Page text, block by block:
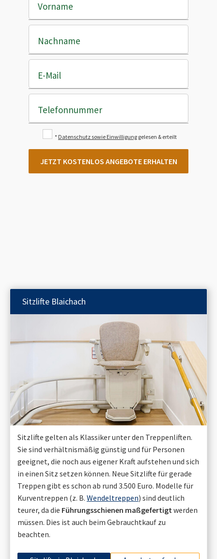
Vorname
Nachname
E-Mail
Telefonnummer
* Datenschutz sowie Einwilligung gelesen & erteilt
JETZT KOSTENLOS ANGEBOTE ERHALTEN
Sitzlifte Blaichach
Sitzlifte gelten als Klassiker unter den Treppenliften.
Sie sind verhältnismäßig günstig und für Personen
geeignet, die noch aus eigener Kraft aufstehen und sich
in einen Sitz setzen können. Neue Sitzlifte für gerade
Treppen gibt es schon ab rund 3.500 Euro. Modelle für
Kurventreppen (z. B. Wendeltreppen) sind deutlich
teurer, da die Führungsschienen maßgefertigt werden
müssen. Dies ist auch beim Gebrauchtkauf zu
beachten.